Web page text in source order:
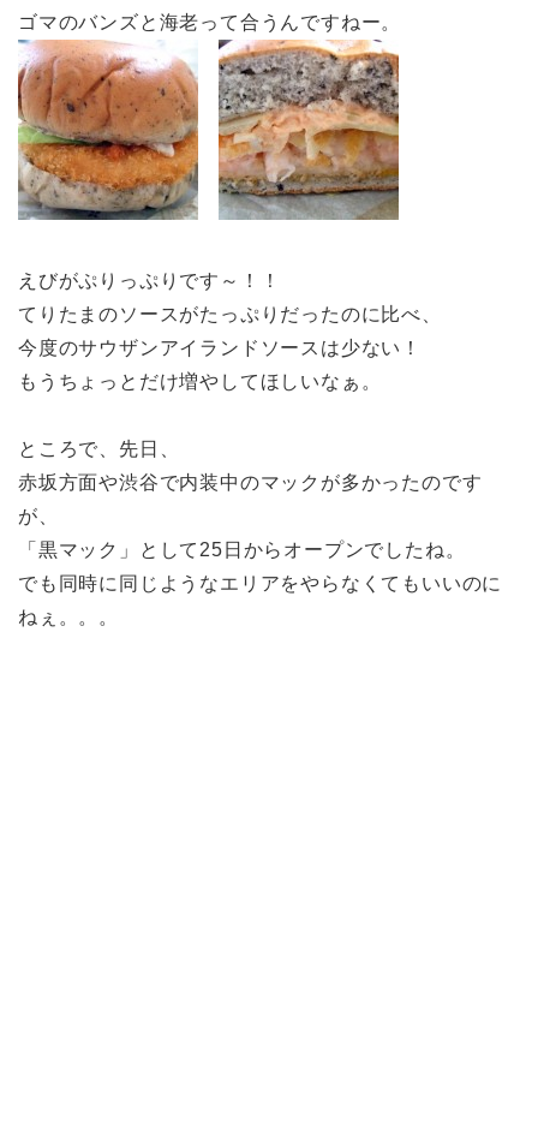
ゴマのバンズと海老って合うんですねー。
えびがぷりっぷりです～！！
てりたまのソースがたっぷりだったのに比べ、
今度のサウザンアイランドソースは少ない！
もうちょっとだけ増やしてほしいなぁ。
ところで、先日、
赤坂方面や渋谷で内装中のマックが多かったのです
が、
「黒マック」として25日からオープンでしたね。
でも同時に同じようなエリアをやらなくてもいいのに
ねぇ。。。